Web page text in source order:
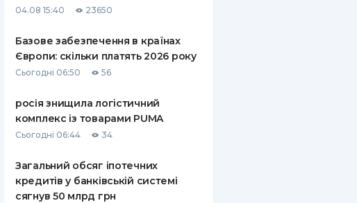
СТРАХУВАННЮ
ВСІ СТРАХОВІ ПОЛІСИ
ВІДГУКИ ПРО СТРАХОВІ
КОМПАНІЇ
ДОСТАВКА І ОПЛАТА
КОНТАКТИ
04.08 15:40 23650
Базове забезпечення в країнах
Європи: скільки платять 2026 року
Сьогодні 06:50 56
росія знищила логістичний
комплекс із товарами PUMA
Сьогодні 06:44 34
Загальний обсяг іпотечних
кредитів у банківській системі
сягнув 50 млрд грн